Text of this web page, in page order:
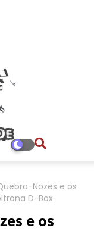
Nozes e os
D-Box
e os